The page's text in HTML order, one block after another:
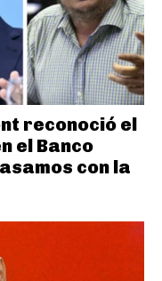
reconoció el
el Banco
con la